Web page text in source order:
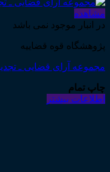
مشاهده
در انبار موجود نمی باشد
پژوهشگاه قوه قضاییه
مجموعه آرای قضایی ـ
چاپ تمام
اطلاعات بیشتر